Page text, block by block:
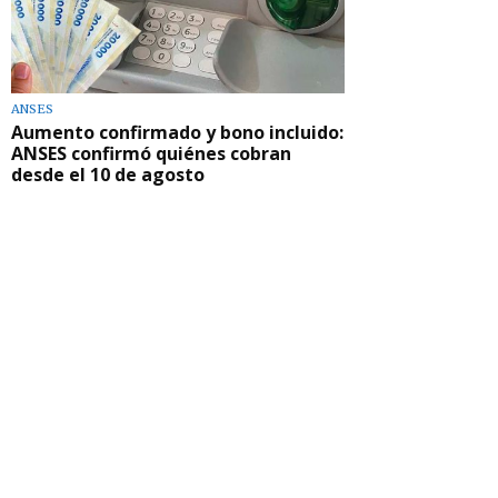
ANSES
Aumento confirmado y bono incluido:
ANSES confirmó quiénes cobran
desde el 10 de agosto